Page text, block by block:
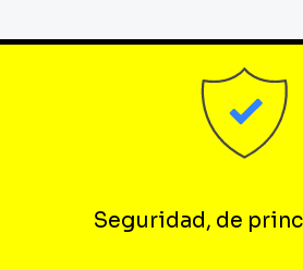
Seguridad, de